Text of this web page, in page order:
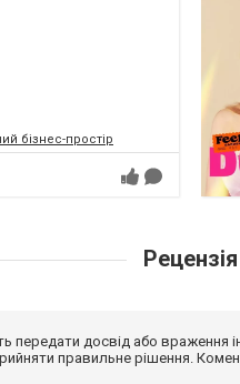
бізнес-простір
Рецензія
передати досвід або
правильне рішення.